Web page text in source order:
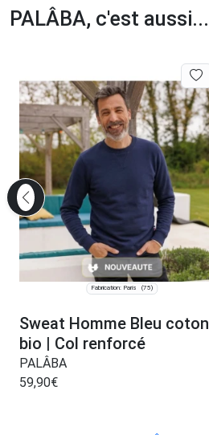
PALÂBA, c'est aussi...
Fabrication: Paris (75)
Sweat Homme Bleu coton
bio | Col renforcé
PALÂBA
59,90€